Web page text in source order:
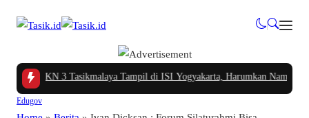
SMKN 3 Tasikmalaya Tampil di ISI Yogyakarta, Harumkan Nama Kota
Edugov